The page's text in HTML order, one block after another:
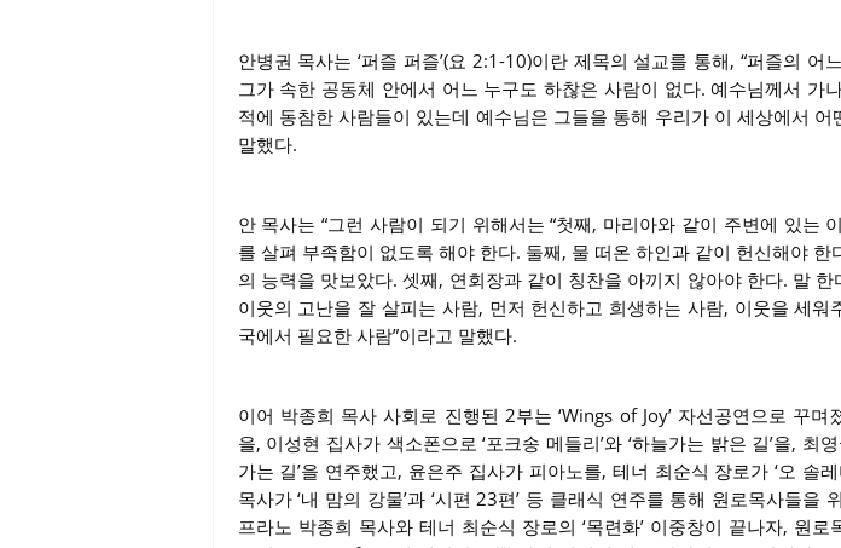
안병권 목사는 ‘퍼즐 퍼즐’(요 2:1-10)이란 제목의 설교를 통해, “퍼즐의
그가 속한 공동체 안에서 어느 누구도 하찮은 사람이 없다. 예수님께서 가
적에 동참한 사람들이 있는데 예수님은 그들을 통해 우리가 이 세상에서
말했다.
안 목사는 “그런 사람이 되기 위해서는 “첫째, 마리아와 같이 주변에 있는
를 살펴 부족함이 없도록 해야 한다. 둘째, 물 떠온 하인과 같이 헌신해야
의 능력을 맛보았다. 셋째, 연회장과 같이 칭찬을 아끼지 않아야 한다. 말
이웃의 고난을 잘 살피는 사람, 먼저 헌신하고 희생하는 사람, 이웃을 세
국에서 필요한 사람”이라고 말했다.
이어 박종희 목사 사회로 진행된 2부는 ‘Wings of Joy’ 자선공연으로 꾸
을, 이성현 집사가 색소폰으로 ‘포크송 메들리’와 ‘하늘가는 밝은 길’을, 최
가는 길’을 연주했고, 윤은주 집사가 피아노를, 테너 최순식 장로가 ‘오 솔레
목사가 ‘내 맘의 강물’과 ‘시편 23편’ 등 클래식 연주를 통해 원로목사들
프라노 박종희 목사와 테너 최순식 장로의 ‘목련화’ 이중창이 끝나자, 원